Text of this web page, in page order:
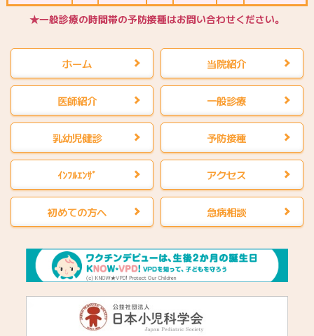
★一般診療の時間帯の予防接種はお問い合わせください。
ホーム 当院紹介
医師紹介 一般診療
乳幼児健診 予防接種
ｲﾝﾌﾙｴﾝｻﾞ アクセス
初めての方へ 急病相談